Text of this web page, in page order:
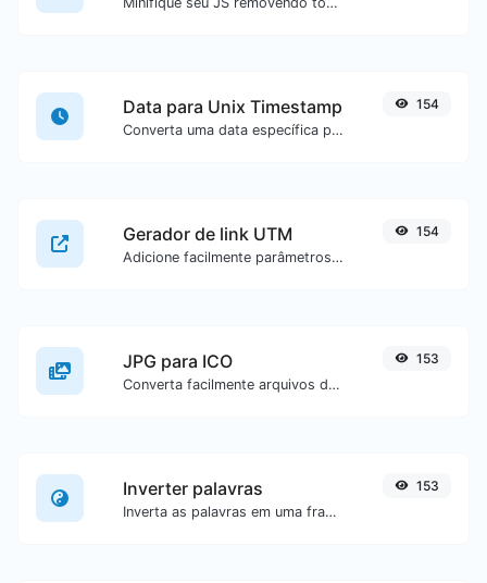
Data para Unix Timestamp
Converta uma data específica para o formato de unix timestamp.
154
Gerador de link UTM
Adicione facilmente parâmetros UTM válidos e gere um link rastreável UTM.
154
JPG para ICO
Converta facilmente arquivos de imagem JPG para ICO.
153
Inverter palavras
Inverta as palavras em uma frase ou parágrafo com facilidade.
153